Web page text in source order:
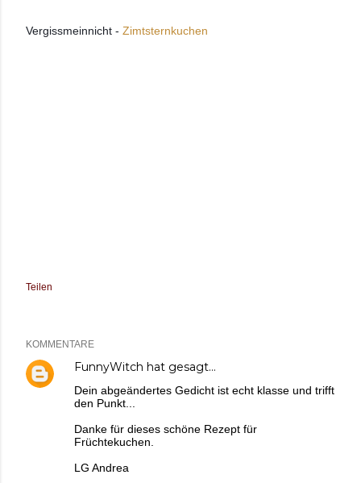
Vergissmeinnicht - Zimtsternkuchen
Teilen
KOMMENTARE
FunnyWitch hat gesagt…
Dein abgeändertes Gedicht ist echt klasse und trifft
den Punkt...
Danke für dieses schöne Rezept für
Früchtekuchen.
LG Andrea